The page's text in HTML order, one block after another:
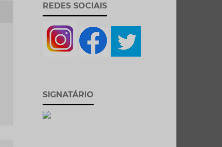
REDES SOCIAIS
SIGNATÁRIO